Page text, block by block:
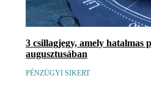
3 csillagjegy, amely hatalmas
augusztusában
PÉNZÜGYI SIKERT